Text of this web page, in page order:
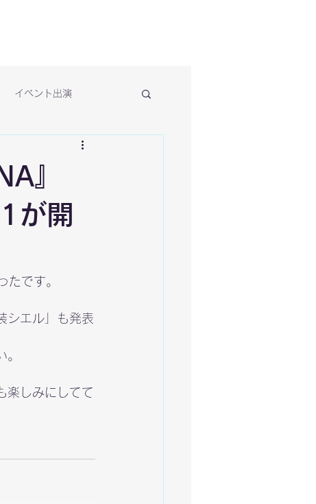
イベント出演
』
が開
です。
シエル」も発表
楽しみにしてて